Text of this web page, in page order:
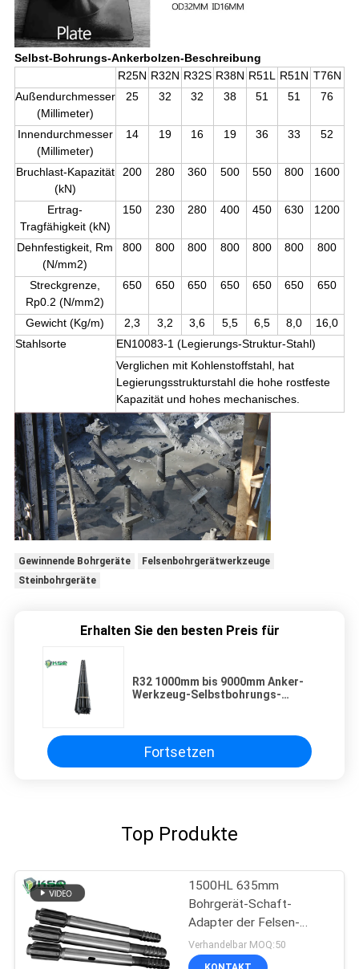
Selbst-Bohrungs-Ankerbolzen-Beschreibung
R25N R32N R32S R38N R51L R51N T76N
Außendurchmesser
(Millimeter)
25 32 32 38 51 51 76
Innendurchmesser
(Millimeter)
14 19 16 19 36 33 52
Bruchlast-Kapazität
(kN)
200 280 360 500 550 800 1600
Ertrag-
Tragfähigkeit (kN)
150 230 280 400 450 630 1200
Dehnfestigkeit, Rm
(N/mm2)
800 800 800 800 800 800 800
Streckgrenze,
Rp0.2 (N/mm2)
650 650 650 650 650 650 650
Gewicht (Kg/m) 2,3 3,2 3,6 5,5 6,5 8,0
16,0
Stahlsorte
EN10083-1 (Legierungs-Struktur-Stahl)
Verglichen mit Kohlenstoffstahl, hat
Legierungsstrukturstahl die hohe rostfeste
Kapazität und hohes mechanisches.
Gewinnende Bohrgeräte
Felsenbohrgerätwerkzeuge
Steinbohrgeräte
Erhalten Sie den besten Preis für
R32 1000mm bis 9000mm Anker-
Werkzeug-Selbstbohrungs-
Fortsetzen
Top Produkte
1500HL 635mm
Bohrgerät-Schaft-
Adapter der Felsen-
Bohrgerät-635mm
Verhandelbar MOQ:50